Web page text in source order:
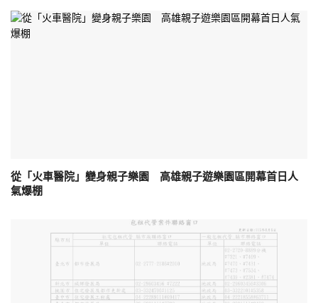
從「火車醫院」變身親子樂園 高雄親子遊樂園區開幕首日人
氣爆棚